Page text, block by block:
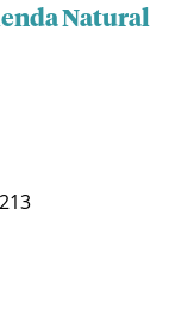
Natural